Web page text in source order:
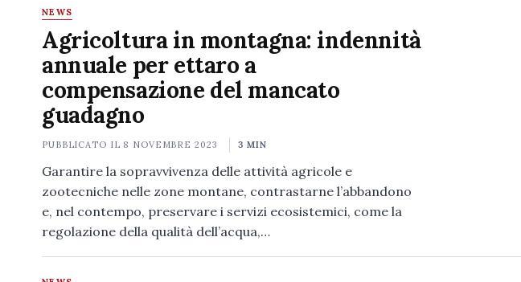
NEWS
Agricoltura in montagna: indennità
annuale per ettaro a
compensazione del mancato
guadagno
PUBBLICATO IL 8 NOVEMBRE 2023 3 MIN
Garantire la sopravvivenza delle attività agricole e
zootecniche nelle zone montane, contrastarne l’abbandono
e, nel contempo, preservare i servizi ecosistemici, come la
regolazione della qualità dell’acqua,…